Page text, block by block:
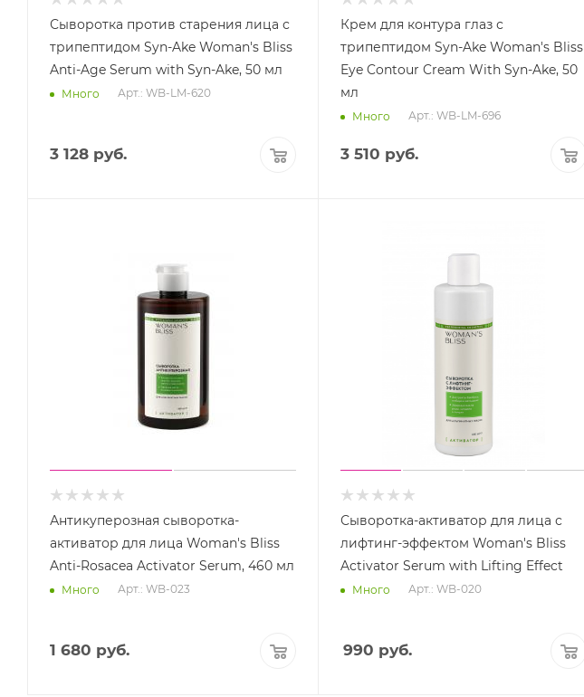
Сыворотка против старения лица с
трипептидом Syn-Ake Woman's Bliss
Anti-Age Serum with Syn-Ake, 50 мл
Много Арт.: WB-LM-620
3 128 руб.
Крем для контура глаз с
трипептидом Syn-Ake Woman's Bliss
Eye Contour Cream With Syn-Ake, 50
мл
Много Арт.: WB-LM-696
3 510 руб.
Антикуперозная сыворотка-
активатор для лица Woman's Bliss
Anti-Rosacea Activator Serum, 460 мл
Много Арт.: WB-023
1 680 руб.
Сыворотка-активатор для лица с
лифтинг-эффектом Woman's Bliss
Activator Serum with Lifting Effect
Много Арт.: WB-020
990 руб.